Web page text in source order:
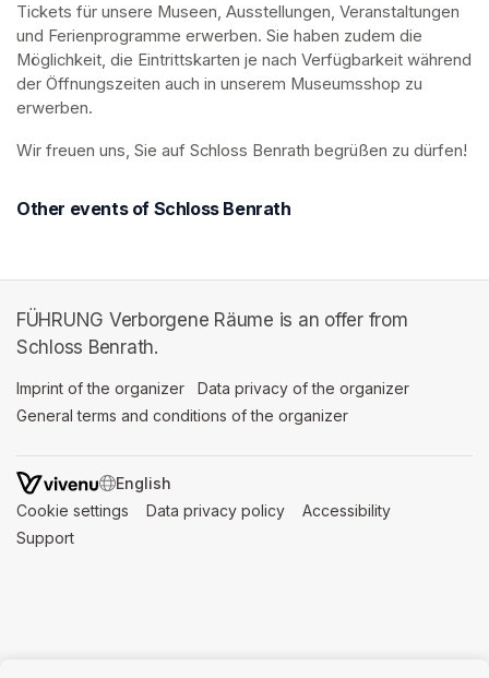
Tickets für unsere Museen, Ausstellungen, Veranstaltungen
und Ferienprogramme erwerben. Sie haben zudem die
Möglichkeit, die Eintrittskarten je nach Verfügbarkeit während
der Öffnungszeiten auch in unserem Museumsshop zu
erwerben.
Wir freuen uns, Sie auf Schloss Benrath begrüßen zu dürfen!
Other events of Schloss Benrath
FÜHRUNG Verborgene Räume is an offer from
Schloss Benrath.
Imprint of the organizer (opens in a new tab)
Data privacy of the organizer
General terms and conditions of the organizer
SWITCH LANGUAGE
Cookie settings (opens in a new tab)
Data privacy policy (opens in a new tab)
Accessibility
Support